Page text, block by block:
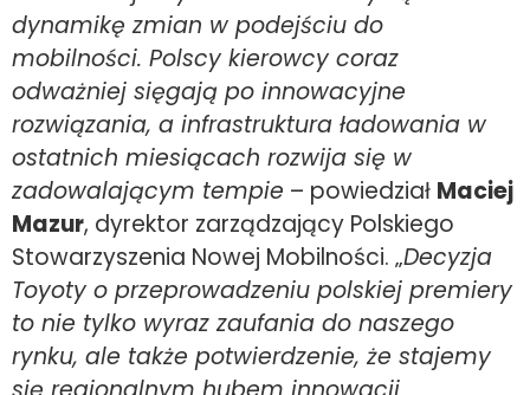
dynamikę zmian w podejściu do
mobilności. Polscy kierowcy coraz
odważniej sięgają po innowacyjne
rozwiązania, a infrastruktura ładowania w
ostatnich miesiącach rozwija się w
zadowalającym tempie – powiedział Maciej
Mazur, dyrektor zarządzający Polskiego
Stowarzyszenia Nowej Mobilności. „Decyzja
Toyoty o przeprowadzeniu polskiej premiery
to nie tylko wyraz zaufania do naszego
rynku, ale także potwierdzenie, że stajemy